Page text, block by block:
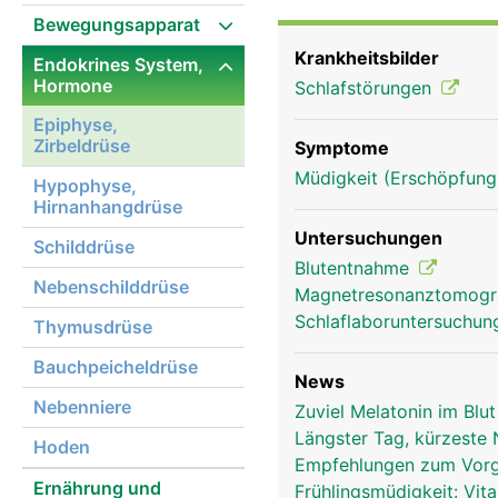
Bewegungsapparat
Endokrines System,
Hormone
Epiphyse,
Zirbeldrüse
Hypophyse,
Hirnanhangdrüse
Schilddrüse
Nebenschilddrüse
Thymusdrüse
Bauchpeicheldrüse
Nebenniere
Hoden
Ernährung und
Schlaf-Wach-
anderem den Eintritt
anderer Hormondrüsen
Geschlechtsdrüsen,
Antioxidans - vielfach
Krankheitsbilder
Schlafstörungen
Symptome
Müdigkeit
Untersuchungen
Blutentnahme
News
Zuviel Melatonin im
Längster Tag, kürzeste
Empfehlungen zum
Frühlingsmüdigkeit: